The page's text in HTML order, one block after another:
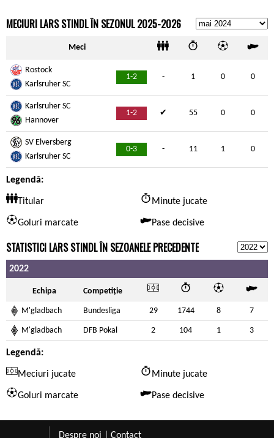
MECIURI LARS STINDL ÎN SEZONUL 2025-2026
Meci
Rostock
1-2
Karlsruher SC
- 1 0 0
Karlsruher SC
1-2
Hannover
✔ 55 0 0
SV Elversberg
0-3
Karlsruher SC
- 11 1 0
Legendă:
Titular Minute jucate
Goluri marcate Pase decisive
STATISTICI LARS STINDL ÎN SEZOANELE PRECEDENTE
2022
Echipa Competiție
M'gladbach Bundesliga 29 1744 8 7
M'gladbach DFB Pokal 2 104 1 3
Legendă:
Meciuri jucate Minute jucate
Goluri marcate Pase decisive
Despre noi Contact